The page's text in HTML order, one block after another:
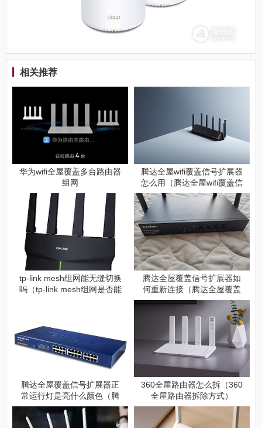
相关推荐
华为wifi全屋覆盖多台路由器
组网
腾达全屋wifi覆盖信号扩展器
怎么用（腾达全屋wifi覆盖信
号扩展器使用方法）
tp-link mesh组网能无缝切换
吗（tp-link mesh组网是否能
腾达全屋覆盖信号扩展器如
何重新连接（腾达全屋覆盖
信号扩展器重新连接方法）
腾达全屋覆盖信号扩展器正
常运行灯是亮什么颜色（腾
达全屋覆盖信号扩展器灯是
亮什么颜色正常）
360全屋路由器怎么拆（360
全屋路由器拆除方式）